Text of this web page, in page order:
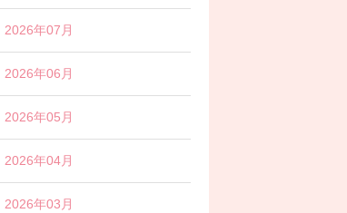
2026年07月
2026年06月
2026年05月
2026年04月
2026年03月